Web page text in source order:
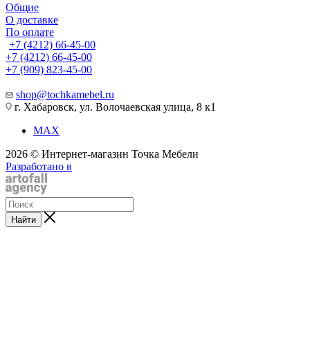
Общие
О доставке
По оплате
+7 (4212) 66-45-00
+7 (4212) 66-45-00
+7 (909) 823-45-00
shop@tochkamebel.ru
г. Хабаровск, ул. Волочаевская улица, 8 к1
MAX
2026 © Интернет-магазин Точка Мебели
Разработано в
Найти